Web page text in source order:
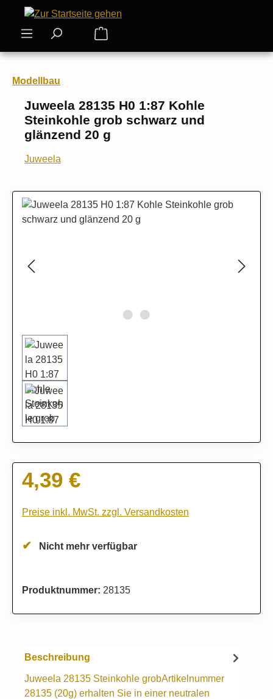
Zum Hauptinhalt springen
Warenkorb enthält 0 Positionen.
Modellbau
Juweela 28135 H0 1:87 Kohle
Steinkohle grob schwarz und
glänzend 20 g
Juweela
Bildergalerie überspringen
Regulärer Preis:
4,39 €
Preise inkl. MwSt. zzgl. Versandkosten
Nicht mehr verfügbar
Produktnummer: 28135
Beschreibung
Juweela 28135 Steinkohle grobArtikelnummer
28135 (20g) erhalten Sie in einer neutralen